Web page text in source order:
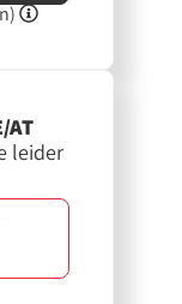
AT
leider